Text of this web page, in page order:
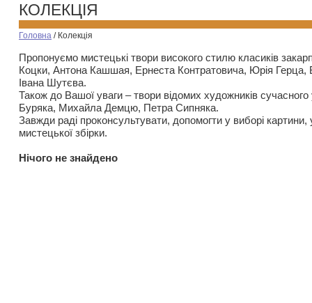
КОЛЕКЦІЯ
Головна / Колекція
Пропонуємо мистецькі твори високого стилю класиків
Коцки, Антона Кашшая, Ернеста Контратовича, Юрія
Івана Шутєва.
Також до Вашої уваги – твори відомих художників
Буряка, Михайла Демцю, Петра Сипняка.
Завжди раді проконсультувати, допомогти у виборі картини,
мистецької збірки.
Нiчого не знайдено